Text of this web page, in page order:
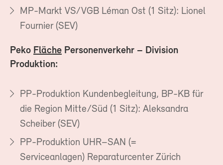
MP-Markt VS/VGB Léman Ost (1 Sitz): Lionel
Fournier (SEV)
Peko Fläche Personenverkehr – Division
Produktion:
PP-Produktion Kundenbegleitung, BP-KB für
die Region Mitte/Süd (1 Sitz): Aleksandra
Scheiber (SEV)
PP-Produktion UHR–SAN (=
Serviceanlagen) Reparaturcenter Zürich